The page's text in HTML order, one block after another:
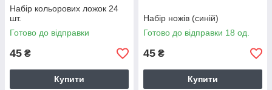
Набір кольорових ложок 24
шт.
Готово до відправки
45 ₴
Купити
Набір ножів (синій)
Готово до відправки 18 од.
45 ₴
Купити